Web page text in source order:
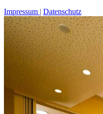
Impressum Datenschutz